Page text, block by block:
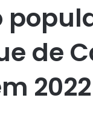
de
2022